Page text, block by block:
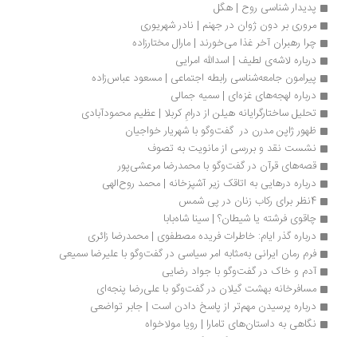
پدیدار شناسی روح | هگل
مروری بر دون ژوان در جهنم | نادر شهریوری
چرا رهبران آخر غذا می‌خورند | مارال مختارزاده
درباره لاشه‌ی لطیف | اسدالله امرایی
پیرامون جامعه‌شناسی رابطه اجتماعی | مسعود عباس‌زاده
درباره لهجه‌های غزه‌ای | سمیه جمالی
تحلیل ساختارگرایانه هیلن از درامِ کربلا | عظیم محمودآبادی
ظهور ژاپن ‌مدرن در  گفت‌و‌گو با شهریار خواجیان
نشست نقد و بررسی از مانویت به تصوف
قصه‌های قرآن در گفت‌وگو با محمدرضا مرعشی‌پور
درباره درهایی به اتاقک زیر آشپزخانه | محمد روح‌الهی
چاقوی فرشته يا شيطان؟ | سينا شاه‌بابا
درباره گذر ایام: خاطرات فریده مصطفوی | محمدرضا زائری
فرم رمان ایرانی به‌مثابه امر سیاسی در گفت‌وگو با علیرضا سمیعی
آدم و خاک در گفت‌وگو با جواد رضایی
مسافرخانه بهشت گیلان در گفت‌وگو با علی‌رضا پنجه‌ای
درباره پرسیدن مهم‌تر از پاسخ دادن است | جابر تواضعی
نگاهی به داستان‌های تامارا | رویا مولاخواه